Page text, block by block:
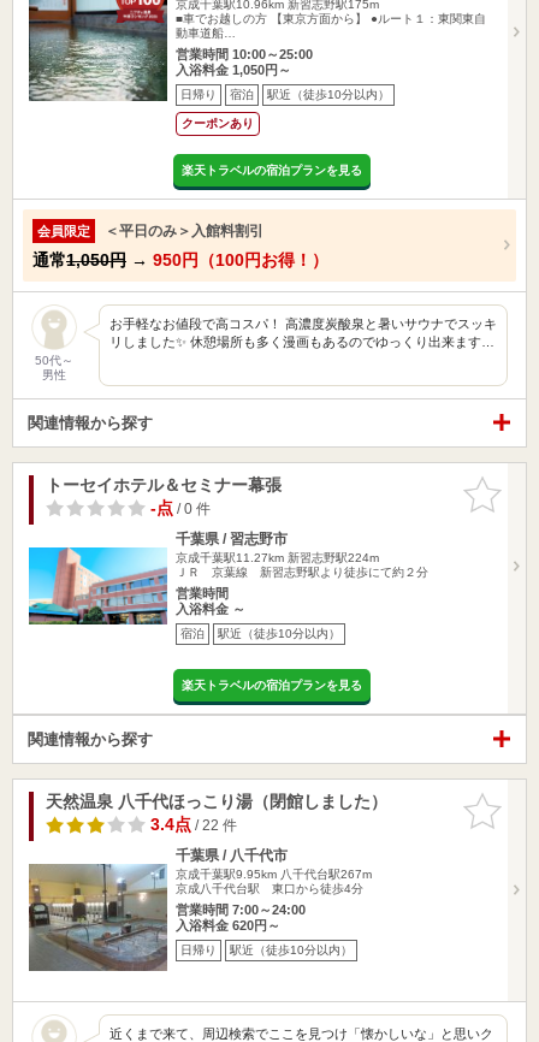
京成千葉駅10.96km 新習志野駅175m
■車でお越しの方 【東京方面から】 ●ルート１：東関東自
動車道船…
営業時間 10:00～25:00
入浴料金 1,050円～
日帰り 宿泊 駅近（徒歩10分以内）
クーポンあり
楽天トラベルの宿泊プランを見る
会員限定 ＜平日のみ＞入館料割引
通常1,050円 → 950円（100円お得！）
50代～
男性
お手軽なお値段で高コスパ！ 高濃度炭酸泉と暑いサウナでスッキ
リしました✨ 休憩場所も多く漫画もあるのでゆっくり出来ます…
関連情報から探す
お気に入
りに追加
トーセイホテル＆セミナー幕張
-点/ 0 件
千葉県 / 習志野市
京成千葉駅11.27km 新習志野駅224m
ＪＲ 京葉線 新習志野駅より徒歩にて約２分
営業時間
入浴料金 ～
宿泊 駅近（徒歩10分以内）
楽天トラベルの宿泊プランを見る
関連情報から探す
お気に入
りに追加
天然温泉 八千代ほっこり湯（閉館しました）
3.4点/ 22 件
千葉県 / 八千代市
京成千葉駅9.95km 八千代台駅267m
京成八千代台駅 東口から徒歩4分
営業時間 7:00～24:00
入浴料金 620円～
日帰り 駅近（徒歩10分以内）
近くまで来て、周辺検索でここを見つけ「懐かしいな」と思いク